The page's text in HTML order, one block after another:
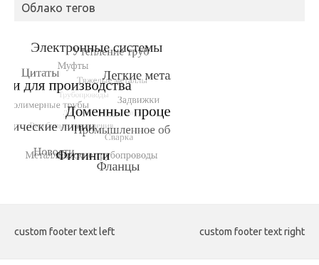
Облако тегов
custom footer text left custom footer text right